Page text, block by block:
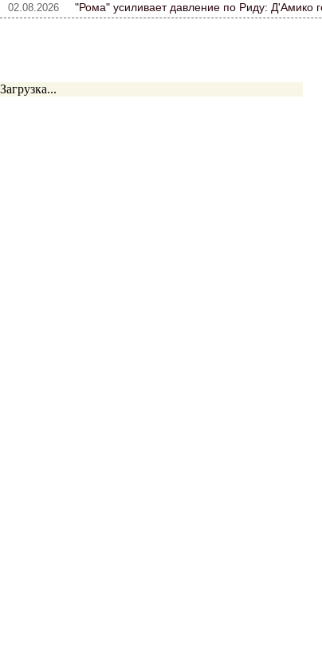
02.08.2026 "Рома" усиливает давление по Риду: Д'Амико
Загрузка...